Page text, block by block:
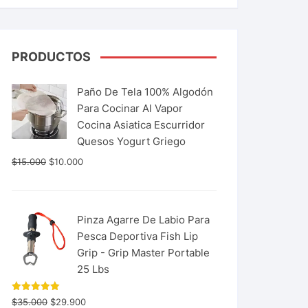
PRODUCTOS
Paño De Tela 100% Algodón
Para Cocinar Al Vapor
Cocina Asiatica Escurridor
Quesos Yogurt Griego
$15.000 $10.000
Pinza Agarre De Labio Para
Pesca Deportiva Fish Lip
Grip - Grip Master Portable
25 Lbs
Valorado
$35.000 $29.900